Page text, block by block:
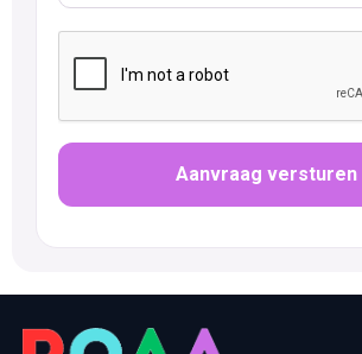
Aanvraag versturen